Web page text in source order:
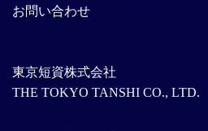
東京短資株式会社
THE TOKYO TANSHI CO., LTD.
お問い合わせ